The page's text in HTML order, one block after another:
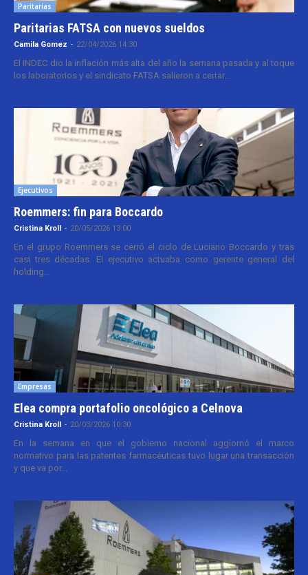
Paritarias
Paritarias FATSA con nuevos sueldos
Camila Gomez - 22/04/2026 14:30
El INDEC dio la inflación más alta del año la semana pasada y al toque
los laboratorios y el sindicato FATSA salieron a cerrar...
Ejecutivos
Roemmers: fin para Boccardo
Cristina Kroll - 20/05/2026 13:00
En el grupo Roemmers se cerró el ciclo de Luciano Boccardo y tras
casi tres décadas. El ejecutivo actuaba como gerente general del
holding...
Empresas
Elea compra portafolio oncológico a Celnova
Cristina Kroll - 20/03/2026 10:30
En la semana en que el gobierno nacional aggiornó el marco
normativo para las patentes farmacéuticas tuvo lugar una transacción
y que va por...